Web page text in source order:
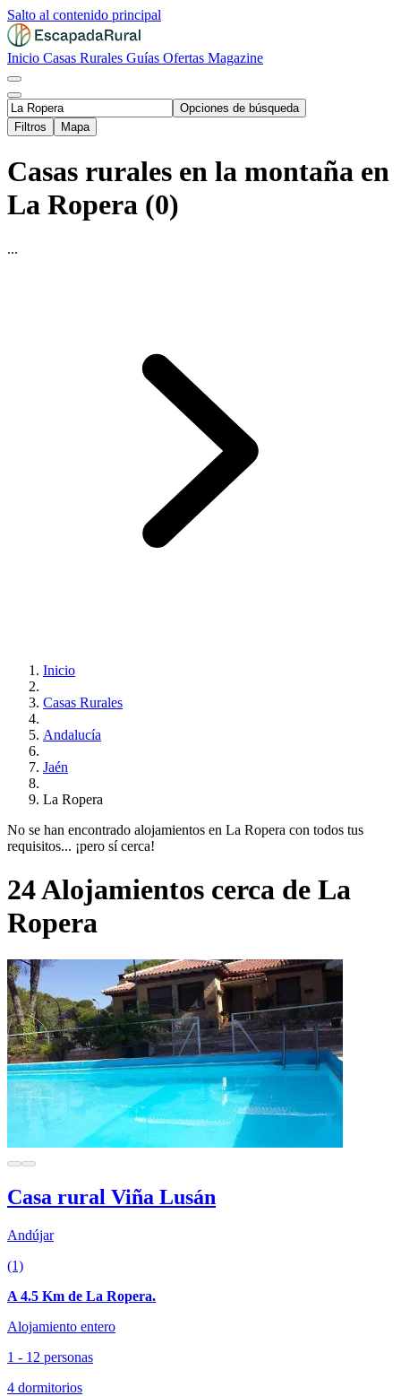
Salto al contenido principal
Inicio Casas Rurales Guías Ofertas Magazine
Opciones de búsqueda
Filtros
Mapa
Casas rurales en la montaña en
La Ropera (0)
...
Inicio
Casas Rurales
Andalucía
Jaén
La Ropera
No se han encontrado alojamientos en La Ropera con todos tus
requisitos... ¡pero sí cerca!
24 Alojamientos cerca de La
Ropera
Casa rural Viña Lusán
Andújar
(1)
A 4.5 Km de La Ropera.
Alojamiento entero
1 - 12 personas
4 dormitorios